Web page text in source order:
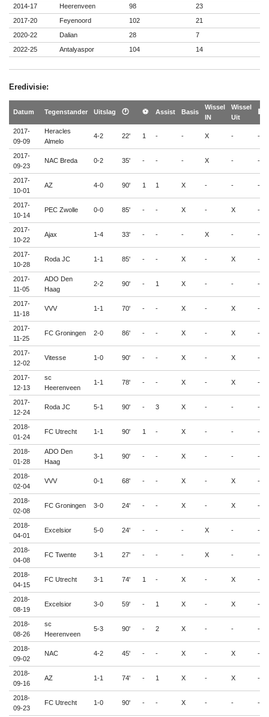
2014-17
Heerenveen 98
23
2017-20
Feyenoord 102
21
2020-22
Dalian 28
7
2022-25
Antalyaspor 104 14
Eredivisie:
Datum Tegenstander Uitslag 🕐 ⚽ Assist Basis
Wissel
IN
Wissel
Uit
🟨
2017-
09-09
Heracles
Almelo
4-2 22' 1 - - X - -
2017-
09-23
NAC Breda 0-2 35' - - - X - -
2017-
10-01
AZ 4-0 90' 1 1 X - - -
2017-
10-14
PEC Zwolle 0-0 85' - - X - X -
2017-
10-22
Ajax 1-4 33' - - - X - -
2017-
10-28
Roda JC 1-1 85' - - X - X -
2017-
11-05
ADO Den
Haag
2-2 90' - 1 X - - -
2017-
11-18
VVV 1-1 70' - - X - X -
2017-
11-25
FC Groningen 2-0 86' - - X - X -
2017-
12-02
Vitesse 1-0 90' - - X - X -
2017-
12-13
sc
Heerenveen
1-1 78' - - X - X -
2017-
12-24
Roda JC 5-1 90' - 3 X - - -
2018-
01-24
FC Utrecht 1-1 90' 1 - X - - -
2018-
01-28
ADO Den
Haag
3-1 90' - - X - - -
2018-
02-04
VVV 0-1 68' - - X - X -
2018-
02-08
FC Groningen 3-0 24' - - X - X -
2018-
04-01
Excelsior 5-0 24' - - - X - -
2018-
04-08
FC Twente 3-1 27' - - - X - -
2018-
04-15
FC Utrecht 3-1 74' 1 - X - X -
2018-
08-19
Excelsior 3-0 59' - 1 X - X -
2018-
08-26
sc
Heerenveen
5-3 90' - 2 X - - -
2018-
09-02
NAC 4-2 45' - - X - X -
2018-
09-16
AZ 1-1 74' - 1 X - X -
2018-
09-23
FC Utrecht 1-0 90' - - X - - -